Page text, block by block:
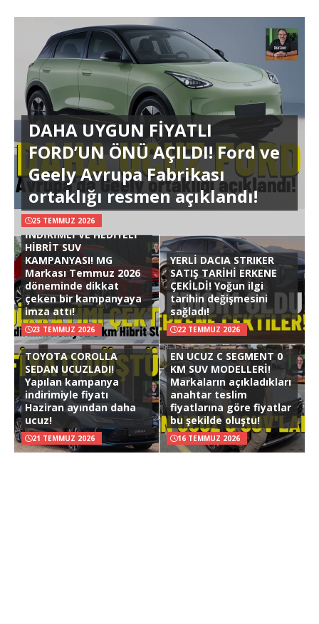
DAHA UYGUN FİYATLI
FORD’UN ÖNÜ AÇILDI! Ford ve
Geely Avrupa Fabrikası
ortaklığı resmen açıklandı!
25 TEMMUZ 2026
İNDİRİMLİ VE HEDİYELİ
HİBRİT SUV
KAMPANYASI! MG
Markası Temmuz 2026
döneminde dikkat
çeken bir kampanyaya
imza attı!
23 TEMMUZ 2026
YERLİ DACIA STRIKER
SATIŞ TARİHİ ERKENE
ÇEKİLDİ! Yoğun ilgi
tarihin değişmesini
sağladı!
22 TEMMUZ 2026
TOYOTA COROLLA
SEDAN UCUZLADI!
Yapılan kampanya
indirimiyle fiyatı
Haziran ayından daha
ucuz!
21 TEMMUZ 2026
EN UCUZ C SEGMENT 0
KM SUV MODELLERİ!
Markaların açıkladıkları
anahtar teslim
fiyatlarına göre fiyatlar
bu şekilde oluştu!
16 TEMMUZ 2026